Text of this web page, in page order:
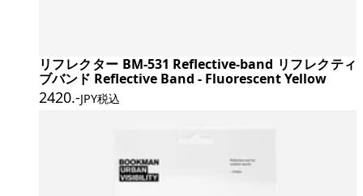
リフレクター BM-531 Reflective-band リフレクティ
ブバンド Reflective Band - Fluorescent Yellow
2420.-JPY税込